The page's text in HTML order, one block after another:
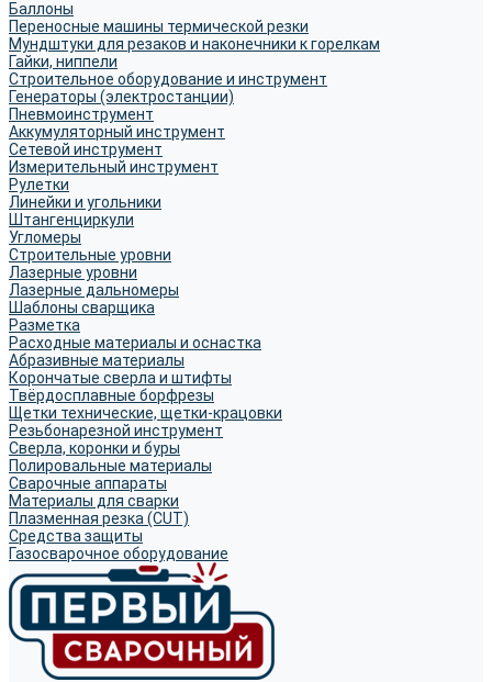
Баллоны
Переносные машины термической резки
Мундштуки для резаков и наконечники к горелкам
Гайки, ниппели
Строительное оборудование и инструмент
Генераторы (электростанции)
Пневмоинструмент
Аккумуляторный инструмент
Сетевой инструмент
Измерительный инструмент
Рулетки
Линейки и угольники
Штангенциркули
Угломеры
Строительные уровни
Лазерные уровни
Лазерные дальномеры
Шаблоны сварщика
Разметка
Расходные материалы и оснастка
Абразивные материалы
Корончатые сверла и штифты
Твёрдосплавные борфрезы
Щетки технические, щетки-крацовки
Резьбонарезной инструмент
Сверла, коронки и буры
Полировальные материалы
Сварочные аппараты
Материалы для сварки
Плазменная резка (CUT)
Средства защиты
Газосварочное оборудование